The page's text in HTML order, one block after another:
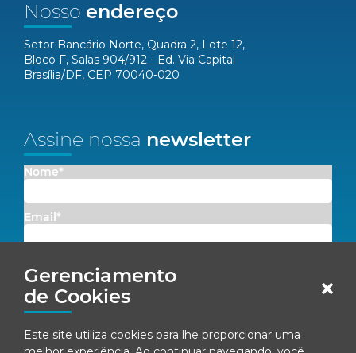
Gerenciamento
de Cookies
Este site utiliza cookies para lhe proporcionar uma
Nosso endereço
Setor Bancário Norte, Quadra 2, Lote 12,
Bloco F, Salas 904/912 - Ed. Via Capital
Brasília/DF, CEP 70040-020
Assine nossa newsletter
Nome*
Email*
Ao se inscrever, você concorda com nossaPolítica de Privacidade